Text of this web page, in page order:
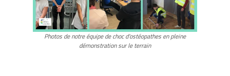
Photos de notre équipe de choc d'ostéopathes en pleine
démonstration sur le terrain